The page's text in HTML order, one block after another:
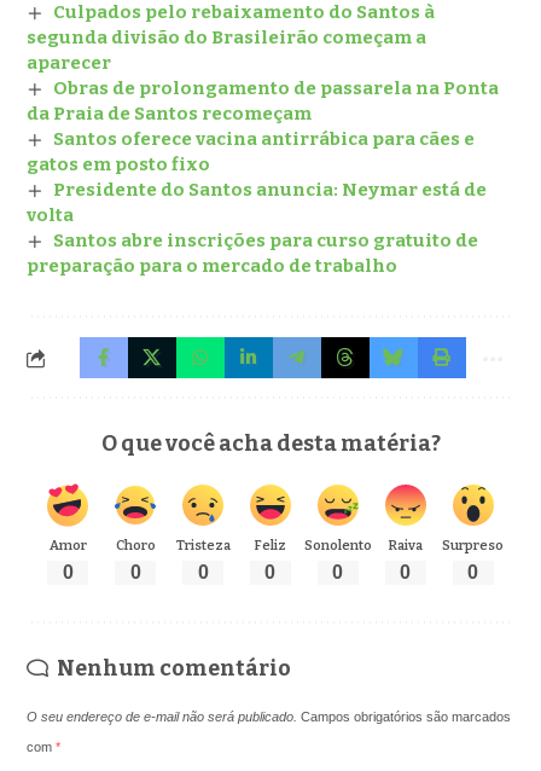
Culpados pelo rebaixamento do Santos à
segunda divisão do Brasileirão começam a
aparecer
Obras de prolongamento de passarela na Ponta
da Praia de Santos recomeçam
Santos oferece vacina antirrábica para cães e
gatos em posto fixo
Presidente do Santos anuncia: Neymar está de
volta
Santos abre inscrições para curso gratuito de
preparação para o mercado de trabalho
O que você acha desta matéria?
Amor
0
Choro
0
Tristeza
0
Feliz
0
Sonolento
0
Raiva
0
Surpreso
0
Nenhum comentário
O seu endereço de e-mail não será publicado. Campos obrigatórios são marcados
com*